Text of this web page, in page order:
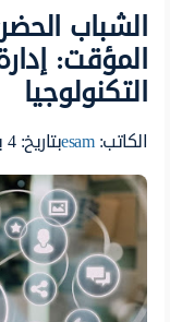
الشباب
المؤقت:
التكنولوجيا
الكاتب:esamبتاريخ: 4 يونيو 2025 , 12:42